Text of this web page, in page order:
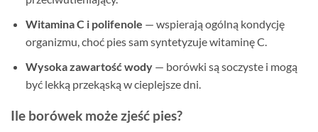
Witamina C i polifenole — wspierają ogólną kondycję
organizmu, choć pies sam syntetyzuje witaminę C.
Wysoka zawartość wody— borówki są soczyste i mogą
być lekką przekąską w cieplejsze dni.
Ile borówek może zjeść pies?